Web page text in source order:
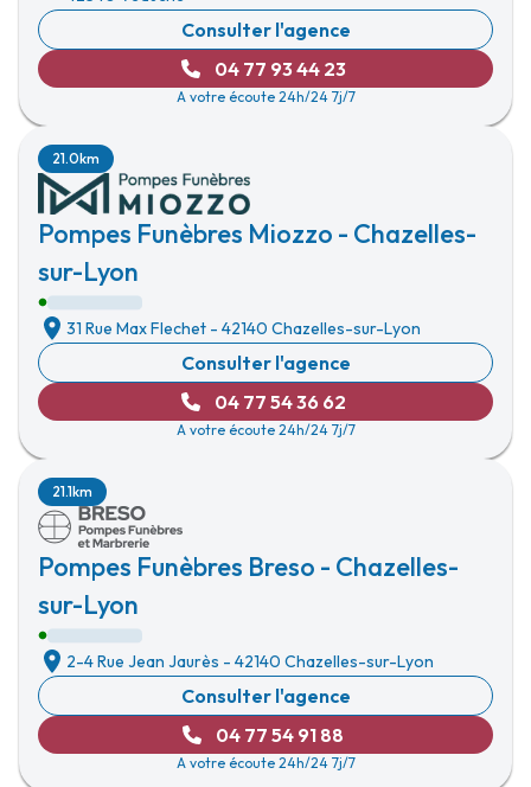
Consulter l'agence
04 77 93 44 23
A votre écoute 24h/24 7j/7
Pompes Funèbres Miozzo - Chazelles-
sur-Lyon
21.0km
31 Rue Max Flechet - 42140 Chazelles-sur-Lyon
Consulter l'agence
04 77 54 36 62
A votre écoute 24h/24 7j/7
Pompes Funèbres Breso - Chazelles-
sur-Lyon
21.1km
2-4 Rue Jean Jaurès - 42140 Chazelles-sur-Lyon
Consulter l'agence
04 77 54 91 88
A votre écoute 24h/24 7j/7